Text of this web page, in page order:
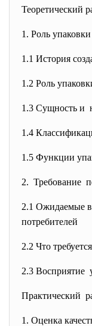
Теоретический
1. Роль упаковки
1.1 История
1.2 Роль
1.3 Сущность и
1.4
1.5 Функции
2. Требование
2.1 Ожидаемые
потребителей
2.2 Что
2.3 Восприятие
Практический
1. Оценка